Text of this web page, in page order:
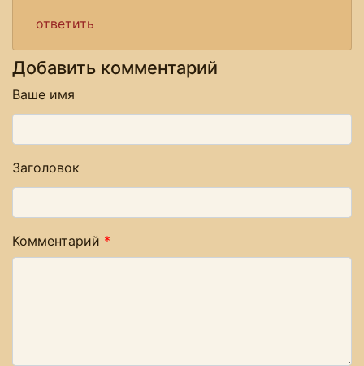
ответить
Добавить комментарий
Ваше имя
Заголовок
Комментарий *